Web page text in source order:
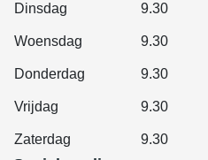
Dinsdag 9.30
Woensdag 9.30
Donderdag 9.30
Vrijdag 9.30
Zaterdag 9.30